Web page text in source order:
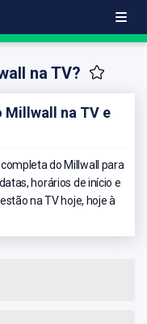
na TV?
na TV e
do Millwall para
horários de início e
na TV hoje, hoje à